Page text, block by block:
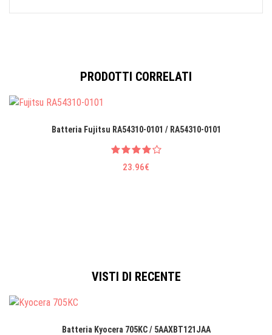
PRODOTTI CORRELATI
Batteria Fujitsu RA54310-0101 / RA54310-0101
23.96€
VISTI DI RECENTE
Batteria Kyocera 705KC / 5AAXBT121JAA